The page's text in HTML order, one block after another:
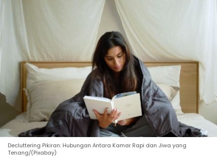
Decluttering Pikiran: Hubungan Antara Kamar Rapi dan Jiwa yang
Tenang/(Pixabay)